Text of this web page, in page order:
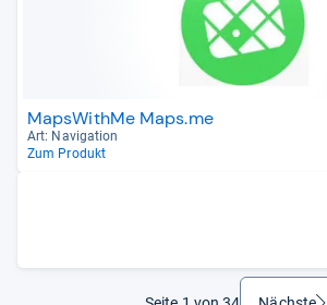
MapsWithMe Maps.me
Art: Navi­ga­tion
Zum Produkt